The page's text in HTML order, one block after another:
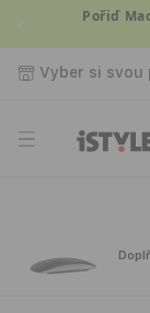
Přejít kPořiď
Vyber si svou